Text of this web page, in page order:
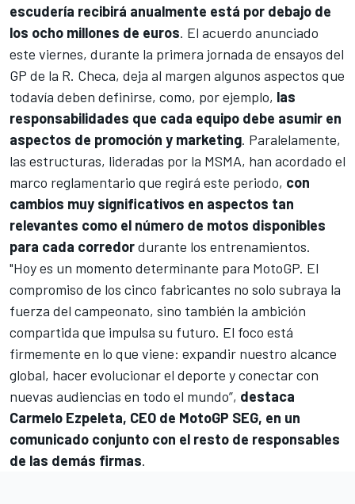
escudería recibirá anualmente está por debajo de
los ocho millones de euros. El acuerdo anunciado
este viernes, durante la primera jornada de ensayos del
GP de la R. Checa, deja al margen algunos aspectos que
todavía deben definirse, como, por ejemplo, las
responsabilidades que cada equipo debe asumir en
aspectos de promoción y marketing. Paralelamente,
las estructuras, lideradas por la MSMA, han acordado el
marco reglamentario que regirá este periodo, con
cambios muy significativos en aspectos tan
relevantes como el número de motos disponibles
para cada corredordurante los entrenamientos.
"Hoy es un momento determinante para MotoGP. El
compromiso de los cinco fabricantes no solo subraya la
fuerza del campeonato, sino también la ambición
compartida que impulsa su futuro. El foco está
firmemente en lo que viene: expandir nuestro alcance
global, hacer evolucionar el deporte y conectar con
nuevas audiencias en todo el mundo”, destaca
Carmelo Ezpeleta, CEO de MotoGP SEG, en un
comunicado conjunto con el resto de responsables
de las demás firmas.